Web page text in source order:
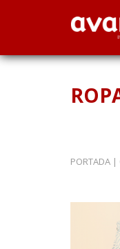
PORTADA |